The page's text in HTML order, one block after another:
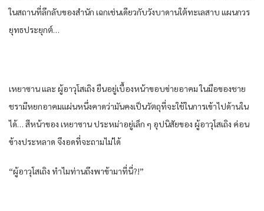
ใน​สถานที่​ลึกลับ​ของ​สำนัก​ เฉก​เช่นเดียวกับ​วัง​บา​ดาน​ใต้​ทะเลสาบ​ แผนก​วร​
ยุทธ​ประยุกต์​…
เหยา​ซาน​ และ​ ผู้อาวุโส​เถิง ยืน​อยู่​เบื้องหน้า​ขอบข่าย​อาคม​ ใน​มือ​ของ​ชาย​
ชรา​มีหยก​อาคม​แผ่น​หนึ่ง​คาด​ว่า​มัน​คง​เป็น​วัตถุ​ที่จะ​ใช้ใน​การ​เข้าไป​ด้านใน​
ได้​… สีหน้า​ของ​ เหยา​ซาน​ ประหม่า​อยู่​เล็ก​ ๆ อุปนิสัย​ของ​ ผู้อาวุโส​เถิง ค่อน
ข้าง​ประหลาด​ จึงอด​ที่จะ​ถามไม่ได้​
“ผู้อาวุโส​เถิง ทำไม​ท่าน​ถึงพา​ข้า​มาที่นี่​?!”